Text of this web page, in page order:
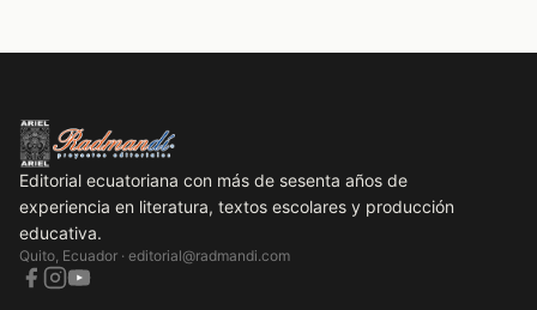
Editorial ecuatoriana con más de sesenta años de
experiencia en literatura, textos escolares y producción
educativa.
Quito, Ecuador · editorial@radmandi.com